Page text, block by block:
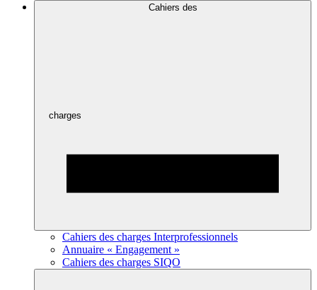
Cahiers des
charges
Cahiers des charges Interprofessionnels
Annuaire « Engagement »
Cahiers des charges SIQO